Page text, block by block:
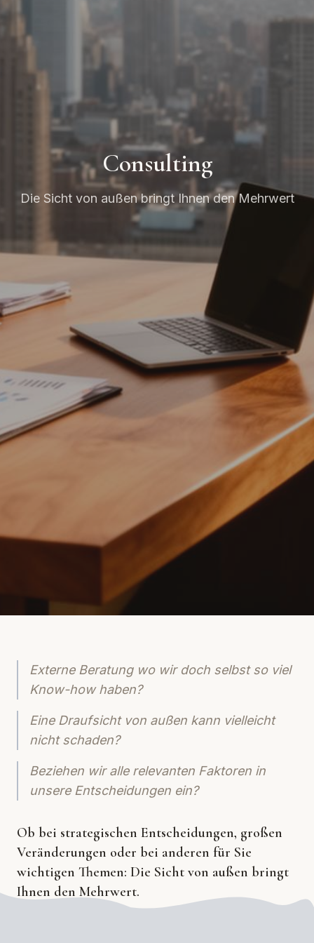
Consulting
Die Sicht von außen bringt Ihnen den Mehrwert
Externe Beratung wo wir doch selbst so viel
Know-how haben?
Eine Draufsicht von außen kann vielleicht
nicht schaden?
Beziehen wir alle relevanten Faktoren in
unsere Entscheidungen ein?
Ob bei strategischen Entscheidungen, großen
Veränderungen oder bei anderen für Sie
wichtigen Themen: Die Sicht von außen bringt
Ihnen den Mehrwert.